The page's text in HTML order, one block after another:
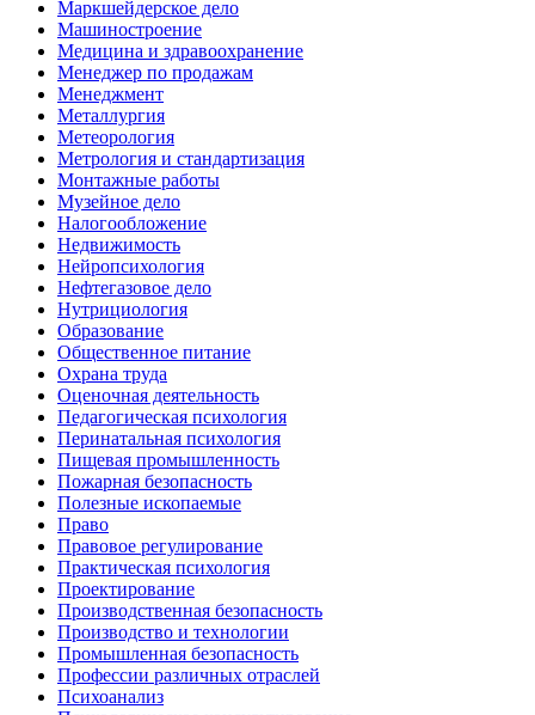
Маркшейдерское дело
Машиностроение
Медицина и здравоохранение
Менеджер по продажам
Менеджмент
Металлургия
Метеорология
Метрология и стандартизация
Монтажные работы
Музейное дело
Налогообложение
Недвижимость
Нейропсихология
Нефтегазовое дело
Нутрициология
Образование
Общественное питание
Охрана труда
Оценочная деятельность
Педагогическая психология
Перинатальная психология
Пищевая промышленность
Пожарная безопасность
Полезные ископаемые
Право
Правовое регулирование
Практическая психология
Проектирование
Производственная безопасность
Производство и технологии
Промышленная безопасность
Профессии различных отраслей
Психоанализ